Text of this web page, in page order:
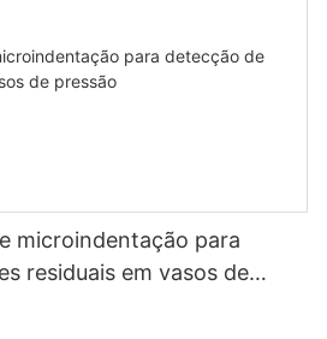
microindentação para
residuais em vasos de